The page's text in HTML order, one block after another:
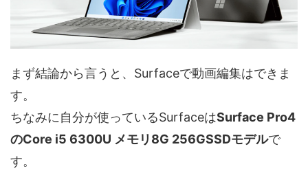
まず結論から言うと、Surfaceで動画編集はできま
す。
ちなみに自分が使っているSurfaceはSurface Pro4
のCore i5 6300U メモリ8G 256GSSDモデルで
す。